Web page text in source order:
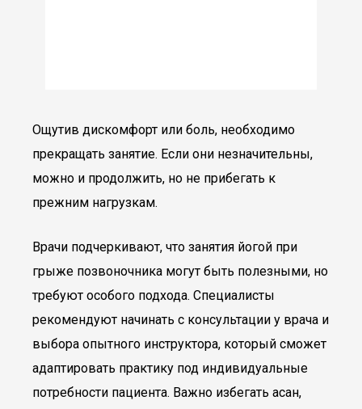
Ощутив дискомфорт или боль, необходимо
прекращать занятие. Если они незначительны,
можно и продолжить, но не прибегать к
прежним нагрузкам.
Врачи подчеркивают, что занятия йогой при
грыже позвоночника могут быть полезными, но
требуют особого подхода. Специалисты
рекомендуют начинать с консультации у врача и
выбора опытного инструктора, который сможет
адаптировать практику под индивидуальные
потребности пациента. Важно избегать асан,